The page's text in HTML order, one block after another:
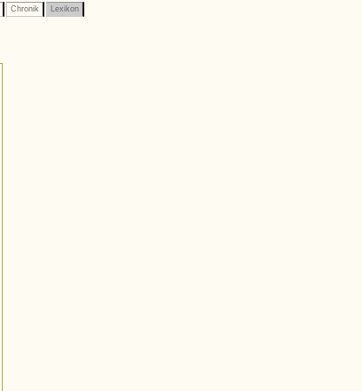
Chronik Lexikon